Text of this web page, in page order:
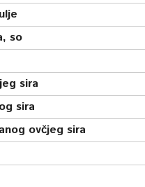
so
sira
sira
ovčjeg sira